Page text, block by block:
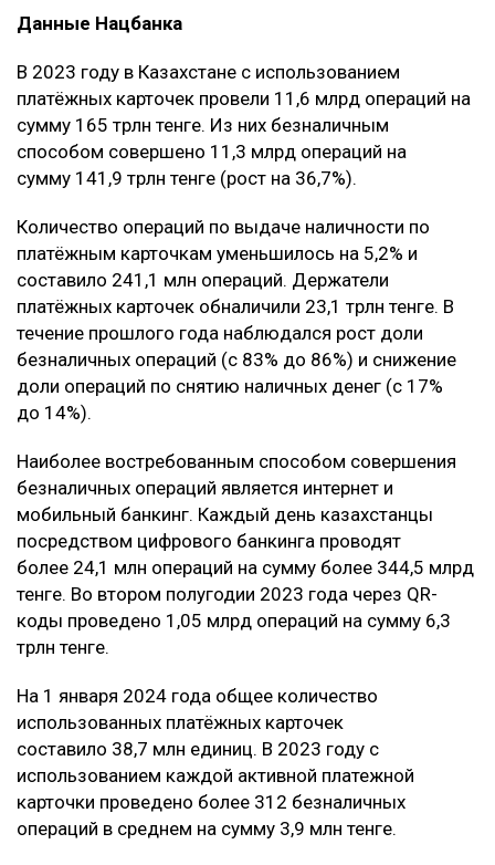
Данные Нацбанка
В 2023 году в Казахстане с использованием
платёжных карточек провели 11,6 млрд операций на
сумму 165 трлн тенге. Из них безналичным
способом совершено 11,3 млрд операций на
сумму 141,9 трлн тенге (рост на 36,7%).
Количество операций по выдаче наличности по
платёжным карточкам уменьшилось на 5,2% и
составило 241,1 млн операций. Держатели
платёжных карточек обналичили 23,1 трлн тенге. В
течение прошлого года наблюдался рост доли
безналичных операций (с 83% до 86%) и снижение
доли операций по снятию наличных денег (с 17%
до 14%).
Наиболее востребованным способом совершения
безналичных операций является интернет и
мобильный банкинг. Каждый день казахстанцы
посредством цифрового банкинга проводят
более 24,1 млн операций на сумму более 344,5 млрд
тенге. Во втором полугодии 2023 года через QR-
коды проведено 1,05 млрд операций на сумму 6,3
трлн тенге.
На 1 января 2024 года общее количество
использованных платёжных карточек
составило 38,7 млн единиц. В 2023 году с
использованием каждой активной платежной
карточки проведено более 312 безналичных
операций в среднем на сумму 3,9 млн тенге.